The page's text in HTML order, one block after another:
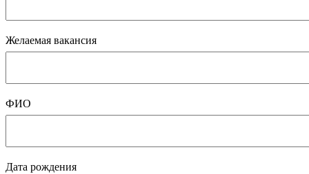
Желаемая вакансия
ФИО
Дата рождения